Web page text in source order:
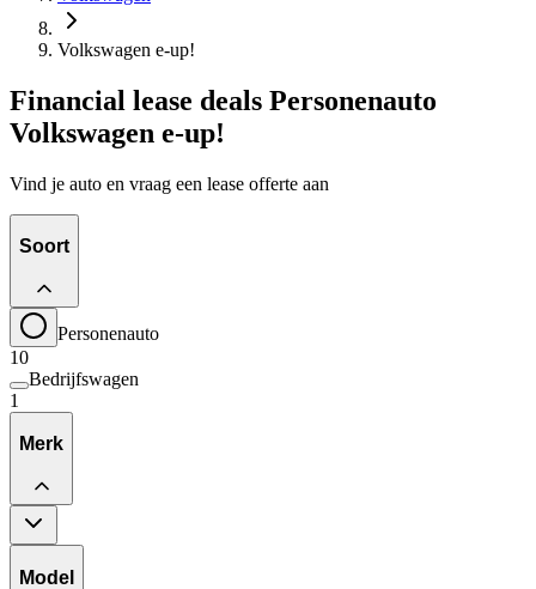
Volkswagen e-up!
Financial lease deals Personenauto
Volkswagen e-up!
Vind je auto en vraag een lease offerte aan
Soort
Personenauto
10
Bedrijfswagen
1
Merk
Model